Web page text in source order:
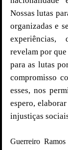
Nossas lutas
organizadas e
experiências,
revelam por
para as lutas
compromisso
esses, nos
espero,
injustiças
Guerreiro